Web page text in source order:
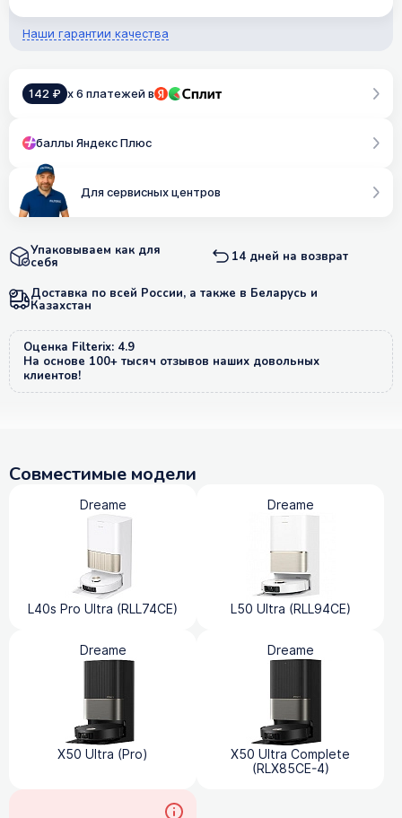
Наши гарантии качества
142 ₽ x 6 платежей в
баллы Яндекс Плюс
Для сервисных центров
Упаковываем как для
себя 14 дней на возврат
Доставка по всей России, а также в Беларусь и
Казахстан
Оценка Filterix: 4.9
На основе 100+ тысяч отзывов наших довольных
клиентов!
Совместимые модели
Dreame
L40s Pro Ultra (RLL74CE)
Dreame
L50 Ultra (RLL94CE)
Dreame
X50 Ultra (Pro)
Dreame
X50 Ultra Complete
(RLX85CE-4)